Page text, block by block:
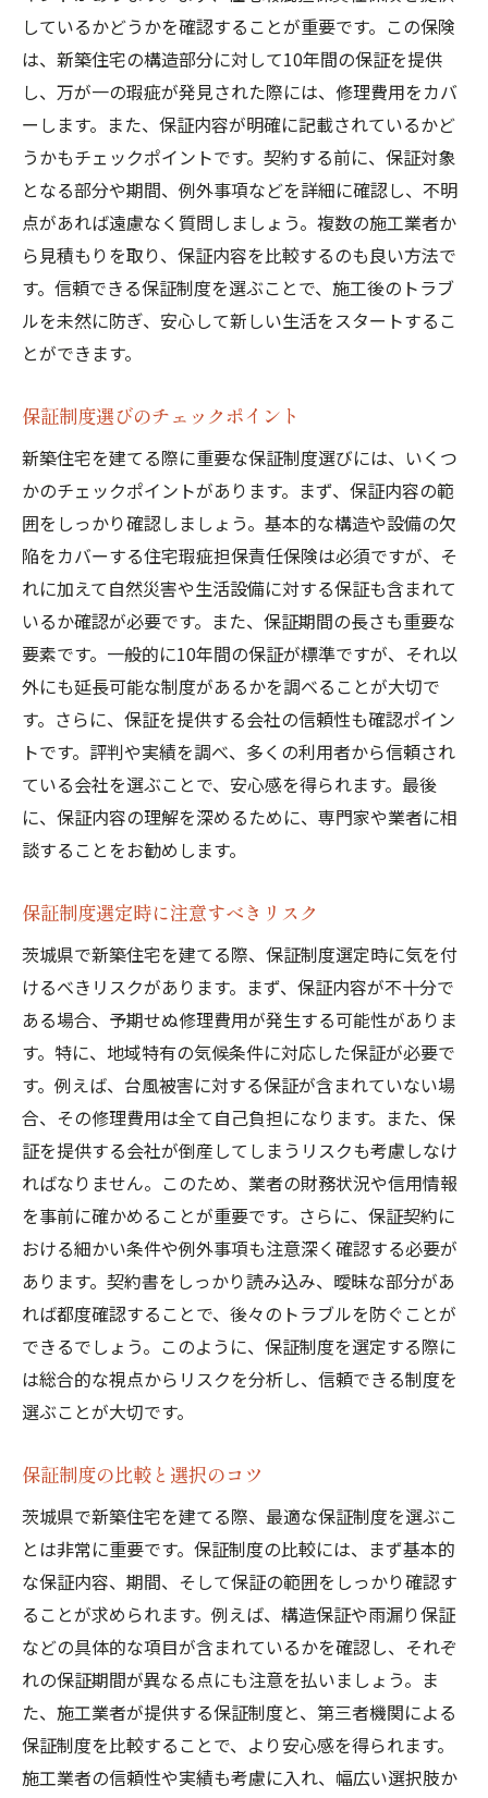
しているかどうかを確認することが重要です。この保険
は、新築住宅の構造部分に対して10年間の保証を提供
し、万が一の瑕疵が発見された際には、修理費用をカバ
ーします。また、保証内容が明確に記載されているかど
うかもチェックポイントです。契約する前に、保証対象
となる部分や期間、例外事項などを詳細に確認し、不明
点があれば遠慮なく質問しましょう。複数の施工業者か
ら見積もりを取り、保証内容を比較するのも良い方法で
す。信頼できる保証制度を選ぶことで、施工後のトラブ
ルを未然に防ぎ、安心して新しい生活をスタートするこ
とができます。
保証制度選びのチェックポイント
新築住宅を建てる際に重要な保証制度選びには、いくつ
かのチェックポイントがあります。まず、保証内容の範
囲をしっかり確認しましょう。基本的な構造や設備の欠
陥をカバーする住宅瑕疵担保責任保険は必須ですが、そ
れに加えて自然災害や生活設備に対する保証も含まれて
いるか確認が必要です。また、保証期間の長さも重要な
要素です。一般的に10年間の保証が標準ですが、それ以
外にも延長可能な制度があるかを調べることが大切で
す。さらに、保証を提供する会社の信頼性も確認ポイン
トです。評判や実績を調べ、多くの利用者から信頼され
ている会社を選ぶことで、安心感を得られます。最後
に、保証内容の理解を深めるために、専門家や業者に相
談することをお勧めします。
保証制度選定時に注意すべきリスク
茨城県で新築住宅を建てる際、保証制度選定時に気を付
けるべきリスクがあります。まず、保証内容が不十分で
ある場合、予期せぬ修理費用が発生する可能性がありま
す。特に、地域特有の気候条件に対応した保証が必要で
す。例えば、台風被害に対する保証が含まれていない場
合、その修理費用は全て自己負担になります。また、保
証を提供する会社が倒産してしまうリスクも考慮しなけ
ればなりません。このため、業者の財務状況や信用情報
を事前に確かめることが重要です。さらに、保証契約に
おける細かい条件や例外事項も注意深く確認する必要が
あります。契約書をしっかり読み込み、曖昧な部分があ
れば都度確認することで、後々のトラブルを防ぐことが
できるでしょう。このように、保証制度を選定する際に
は総合的な視点からリスクを分析し、信頼できる制度を
選ぶことが大切です。
保証制度の比較と選択のコツ
茨城県で新築住宅を建てる際、最適な保証制度を選ぶこ
とは非常に重要です。保証制度の比較には、まず基本的
な保証内容、期間、そして保証の範囲をしっかり確認す
ることが求められます。例えば、構造保証や雨漏り保証
などの具体的な項目が含まれているかを確認し、それぞ
れの保証期間が異なる点にも注意を払いましょう。ま
た、施工業者が提供する保証制度と、第三者機関による
保証制度を比較することで、より安心感を得られます。
施工業者の信頼性や実績も考慮に入れ、幅広い選択肢か